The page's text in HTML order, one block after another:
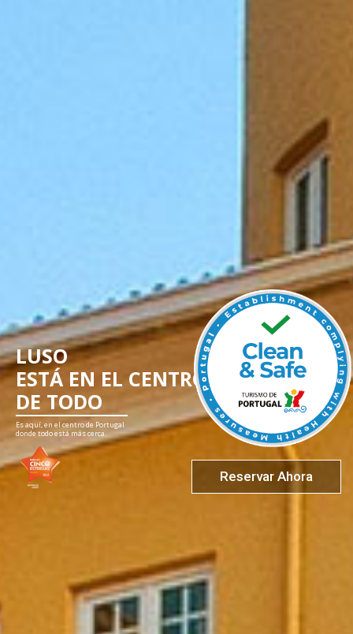
LUSO
ESTÁ EN EL CENTRO
DE TODO
Es aquí, en el centro de Portugal
donde todo está más cerca.
Reservar Ahora